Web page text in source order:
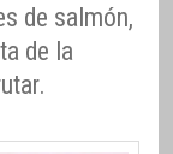
de salmón,
de la